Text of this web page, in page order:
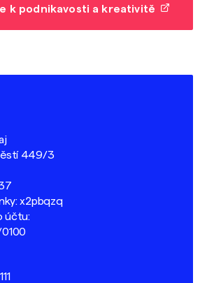
k podnikavosti a kreativitě
449/3
x2pbqzq
účtu: